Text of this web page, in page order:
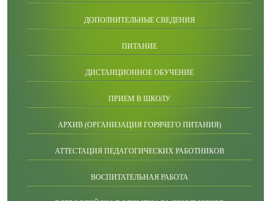
ДОПОЛНИТЕЛЬНЫЕ СВЕДЕНИЯ
ПИТАНИЕ
ДИСТАНЦИОННОЕ ОБУЧЕНИЕ
ПРИЕМ В ШКОЛУ
АРХИВ (ОРГАНИЗАЦИЯ ГОРЯЧЕГО ПИТАНИЯ)
АТТЕСТАЦИЯ ПЕДАГОГИЧЕСКИХ РАБОТНИКОВ
ВОСПИТАТЕЛЬНАЯ РАБОТА